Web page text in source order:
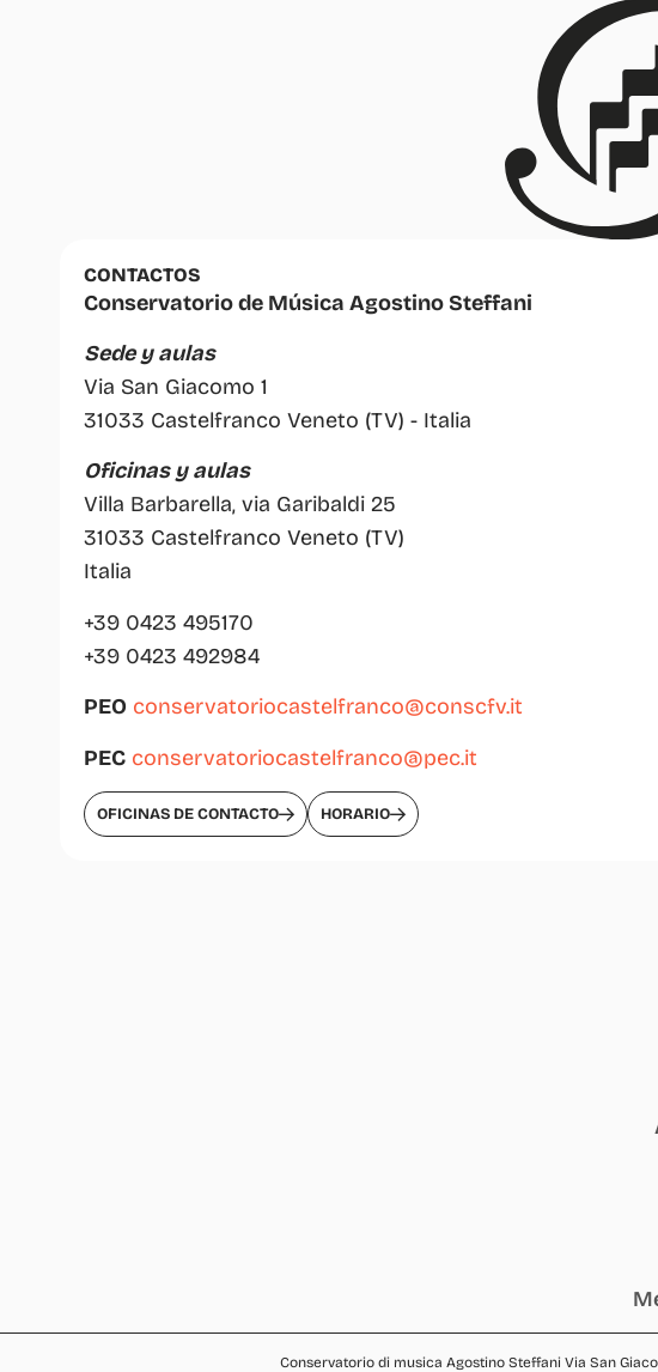
CONTACTOS
Conservatorio de Música Agostino Steffani
Sede y aulas
Via San Giacomo 1
31033 Castelfranco Veneto (TV) - Italia
Oficinas y aulas
Villa Barbarella, via Garibaldi 25
31033 Castelfranco Veneto (TV)
Italia
+39 0423 495170
+39 0423 492984
PEO conservatoriocastelfranco@conscfv.it
PEC conservatoriocastelfranco@pec.it
OFICINAS DE CONTACTO HORARIO
Conservatorio di musica Agostino Steffani Via San